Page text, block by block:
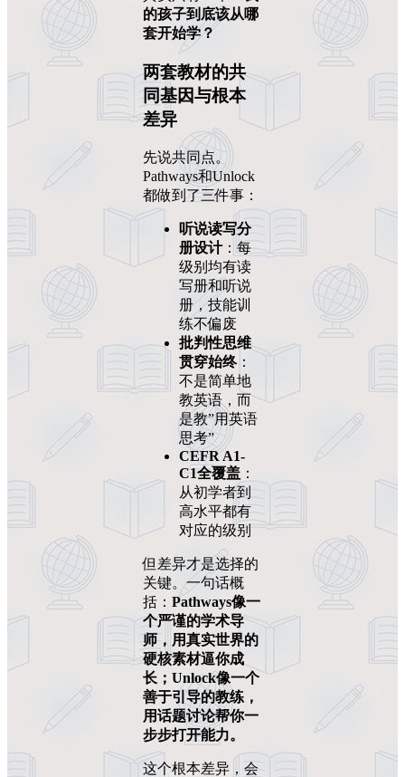
的孩子到底该从哪
套开始学？
两套教材的共
同基因与根本
差异
先说共同点。
Pathways和Unlock
都做到了三件事：
听说读写分
册设计：每
级别均有读
写册和听说
册，技能训
练不偏废
批判性思维
贯穿始终：
不是简单地
教英语，而
是教”用英语
思考”
CEFR A1-
C1全覆盖 ：
从初学者到
高水平都有
对应的级别
但差异才是选择的
关键。一句话概
括： Pathways像一
个严谨的学术导
师，用真实世界的
硬核素材逼你成
长；Unlock像一个
善于引导的教练，
用话题讨论帮你一
步步打开能力。
这个根本差异，会